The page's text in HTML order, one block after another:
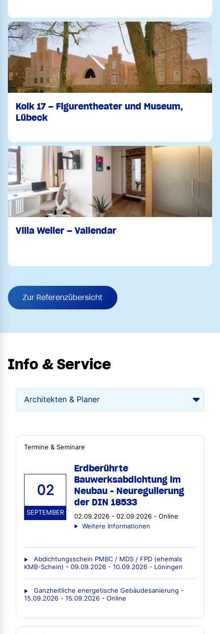
Kolk 17 – Figurentheater und Museum,
Lübeck
Villa Weller – Vallendar
Zur Referenzübersicht
Info & Service
Termine & Seminare
02
SEPTEMBER
Erdberührte
Bauwerksabdichtung im
Neubau - Neuregulierung
der DIN 18533
02.09.2026 - 02.09.2026 - Online
Weitere Informationen
Abdichtungsschein PMBC / MDS / FPD (ehemals
KMB-Schein) - 09.09.2026 - 10.09.2026 - Löningen
Ganzheitliche energetische Gebäudesanierung -
15.09.2026 - 15.09.2026 - Online